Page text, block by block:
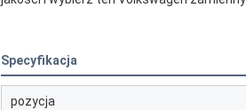
Specyfikacja
pozycja